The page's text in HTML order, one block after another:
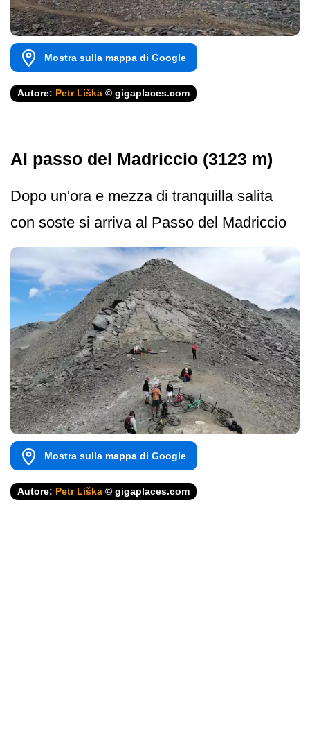
Mostra sulla mappa di Google
Autore: Petr Liška © gigaplaces.com
Al passo del Madriccio (3123 m)
Dopo un'ora e mezza di tranquilla salita
con soste si arriva al Passo del Madriccio
Mostra sulla mappa di Google
Autore: Petr Liška © gigaplaces.com